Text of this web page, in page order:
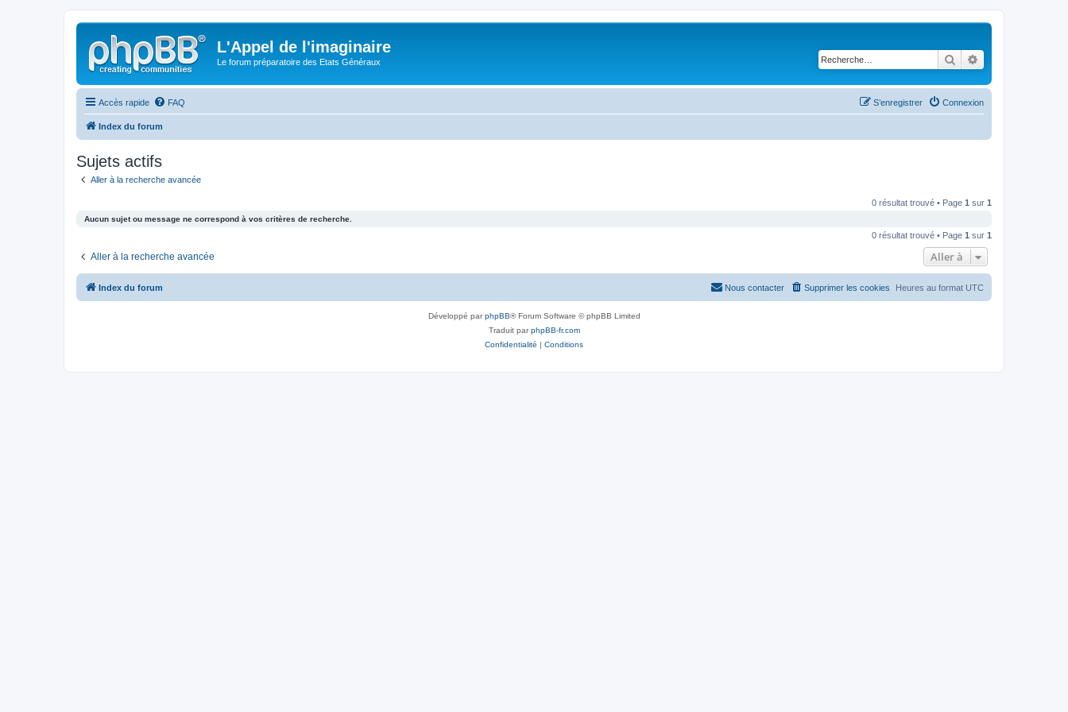
L'Appel de l'imaginaire
Le forum préparatoire des Etats Généraux Rechercher
Accès rapide FAQ Connexion
S’enregistrer
Index du forum
Sujets actifs
Aller à la recherche avancée
0 résultat trouvé • Page 1 sur 1
Aucun sujet ou message ne correspond à vos critères de recherche.
0 résultat trouvé • Page 1 sur 1
Aller à la recherche avancée Aller à
Index du forum Heures au format UTC
Supprimer les cookies
Nous contacter
Développé parphpBB® Forum Software © phpBB Limited
Traduit parphpBB-fr.com
Confidentialité | Conditions